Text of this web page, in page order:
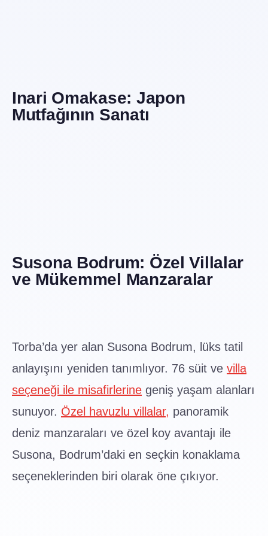
Mutfağının Sanatı
ve Mükemmel Manzaralar
anlayışını yeniden tanımlıyor. 76 süit vevilla
seçeneği ile misafirlerine geniş yaşam alanları
sunuyor. Özel havuzlu villalar,panoramik
deniz manzaraları ve özel koy avantajı ile
Susona, Bodrum’daki en seçkin konaklama
seçeneklerinden biri olarak öne çıkıyor.